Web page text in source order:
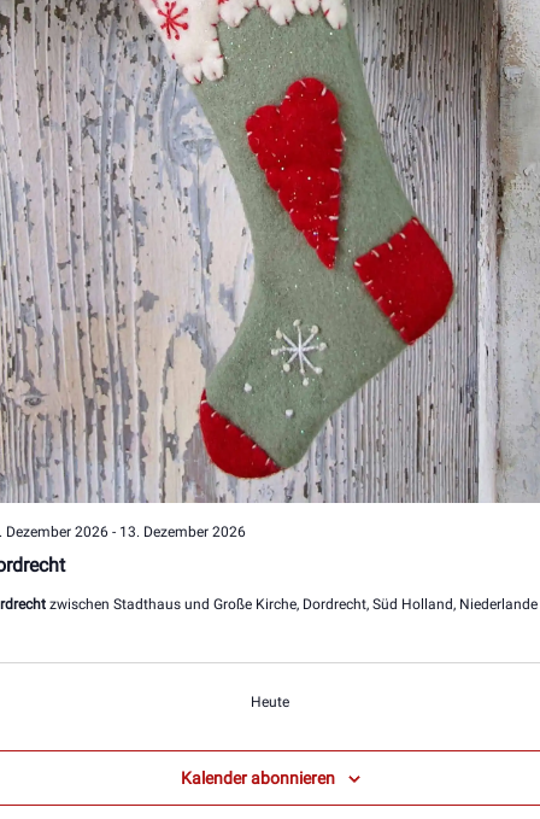
Dezember 2026- 13. Dezember 2026
zwischen Stadthaus und Große Kirche, Dordrecht, Süd Holland, Niederlande
Heute
Kalender abonnieren